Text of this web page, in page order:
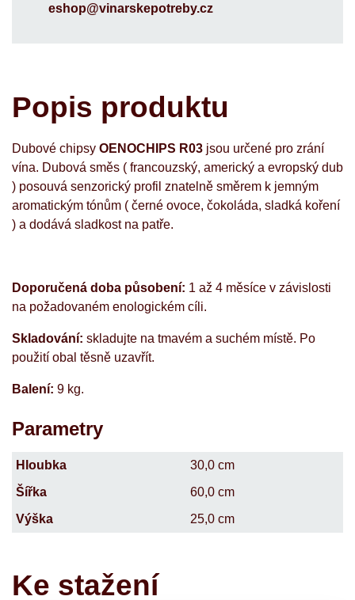
eshop@vinarskepotreby.cz
Popis produktu
Dubové chipsy OENOCHIPS R03 jsou určené pro zrání
vína. Dubová směs ( francouzský, americký a evropský dub
) posouvá senzorický profil znatelně směrem k jemným
aromatickým tónům ( černé ovoce, čokoláda, sladká koření
) a dodává sladkost na patře.
Doporučená doba působení: 1 až 4 měsíce v závislosti
na požadovaném enologickém cíli.
Skladování: skladujte na tmavém a suchém místě. Po
použití obal těsně uzavřít.
Balení: 9 kg.
Parametry
Hloubka
30,0 cm
Šířka
60,0 cm
Výška
25,0 cm
Ke stažení